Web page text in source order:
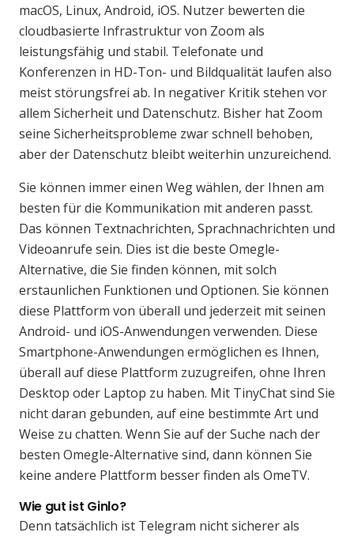
macOS, Linux, Android, iOS. Nutzer bewerten die
cloudbasierte Infrastruktur von Zoom als
leistungsfähig und stabil. Telefonate und
Konferenzen in HD-Ton- und Bildqualität laufen also
meist störungsfrei ab. In negativer Kritik stehen vor
allem Sicherheit und Datenschutz. Bisher hat Zoom
seine Sicherheitsprobleme zwar schnell behoben,
aber der Datenschutz bleibt weiterhin unzureichend.
Sie können immer einen Weg wählen, der Ihnen am
besten für die Kommunikation mit anderen passt.
Das können Textnachrichten, Sprachnachrichten und
Videoanrufe sein. Dies ist die beste Omegle-
Alternative, die Sie finden können, mit solch
erstaunlichen Funktionen und Optionen. Sie können
diese Plattform von überall und jederzeit mit seinen
Android- und iOS-Anwendungen verwenden. Diese
Smartphone-Anwendungen ermöglichen es Ihnen,
überall auf diese Plattform zuzugreifen, ohne Ihren
Desktop oder Laptop zu haben. Mit TinyChat sind Sie
nicht daran gebunden, auf eine bestimmte Art und
Weise zu chatten. Wenn Sie auf der Suche nach der
besten Omegle-Alternative sind, dann können Sie
keine andere Plattform besser finden als OmeTV.
Wie gut ist Ginlo?
Denn tatsächlich ist Telegram nicht sicherer als